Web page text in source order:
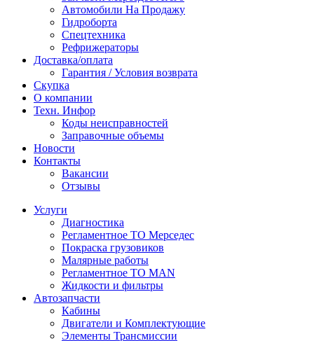
Автомобили На Продажу
Гидроборта
Спецтехника
Рефрижераторы
Доставка/оплата
Гарантия / Условия возврата
Скупка
О компании
Техн. Инфор
Коды неисправностей
Заправочные объемы
Новости
Контакты
Вакансии
Отзывы
Услуги
Диагностика
Регламентное ТО Мерседес
Покраска грузовиков
Малярные работы
Регламентное ТО MAN
Жидкости и фильтры
Автозапчасти
Кабины
Двигатели и Комплектующие
Элементы Трансмиссии